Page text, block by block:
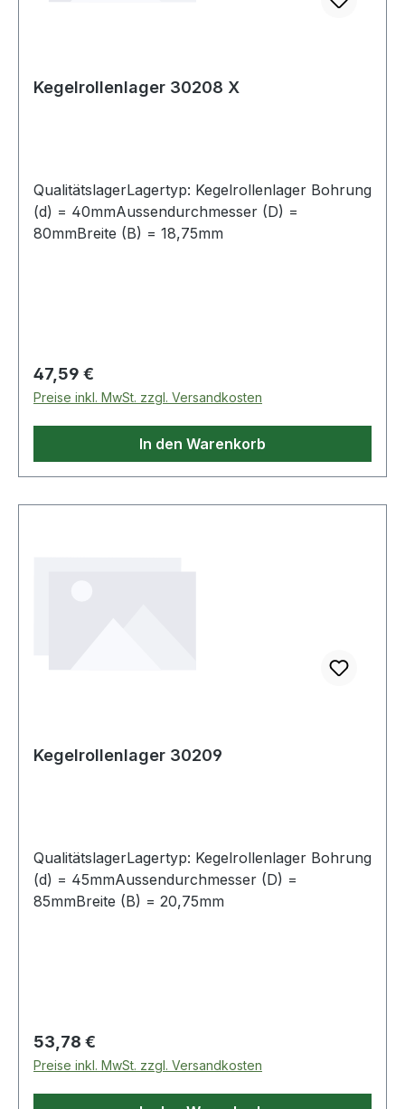
Kegelrollenlager 30208 X
QualitätslagerLagertyp: Kegelrollenlager Bohrung
(d) = 40mmAussendurchmesser (D) =
80mmBreite (B) = 18,75mm
Regulärer Preis:
47,59 €
Preise inkl. MwSt. zzgl. Versandkosten
In den Warenkorb
Kegelrollenlager 30209
QualitätslagerLagertyp: Kegelrollenlager Bohrung
(d) = 45mmAussendurchmesser (D) =
85mmBreite (B) = 20,75mm
Regulärer Preis:
53,78 €
Preise inkl. MwSt. zzgl. Versandkosten